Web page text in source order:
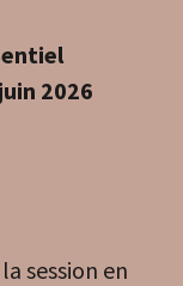
2026
session en